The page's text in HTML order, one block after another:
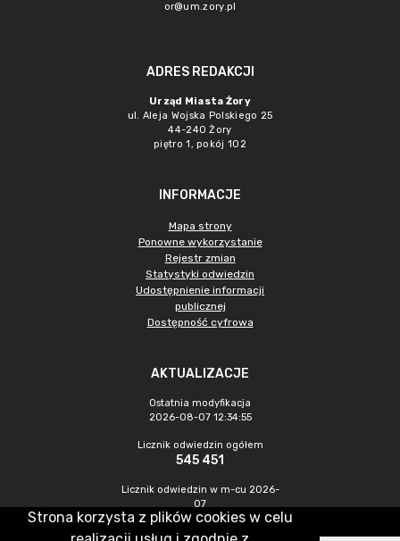
or@um.zory.pl
ADRES REDAKCJI
Urząd Miasta Żory
ul. Aleja Wojska Polskiego 25
44-240 Żory
piętro 1, pokój 102
INFORMACJE
Mapa strony
Ponowne wykorzystanie
Rejestr zmian
Statystyki odwiedzin
Udostępnienie informacji
publicznej
Dostępność cyfrowa
AKTUALIZACJE
Ostatnia modyfikacja
2026-08-07 12:34:55
Licznik odwiedzin ogółem
545 451
Licznik odwiedzin w m-cu 2026-
07
1 467
Strona korzysta z plików cookies w celu